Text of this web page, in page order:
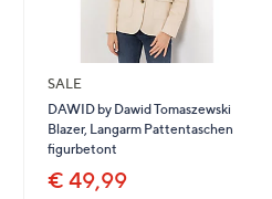
SALE
DAWID by Dawid Tomaszewski
Blazer, Langarm Pattentaschen
figurbetont
€ 49,99